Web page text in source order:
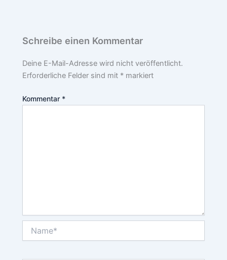
Schreibe einen Kommentar
Deine E-Mail-Adresse wird nicht veröffentlicht.
Erforderliche Felder sind mit * markiert
Kommentar *